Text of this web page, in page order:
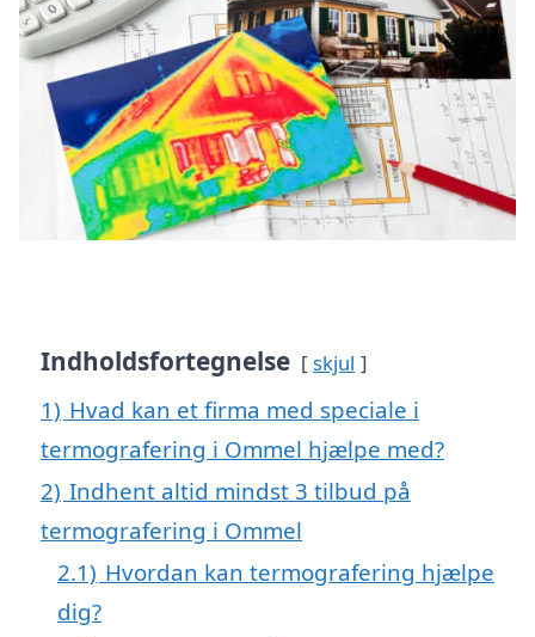
Indholdsfortegnelse skjul
1) Hvad kan et firma med speciale i
termografering i Ommel hjælpe med?
2) Indhent altid mindst 3 tilbud på
termografering i Ommel
2.1) Hvordan kan termografering hjælpe
dig?